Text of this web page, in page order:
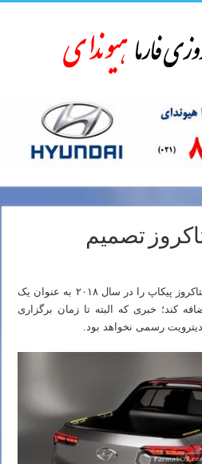
تصمیم
هیوندای برنامه دارد تا مدل سانتاکروز پیکاپ را در سال ۲۰۱۸ به عنوان یک
اضافه کند؛ خبری که البته تا زمان برگزاری
رسمی نخواهد بود.